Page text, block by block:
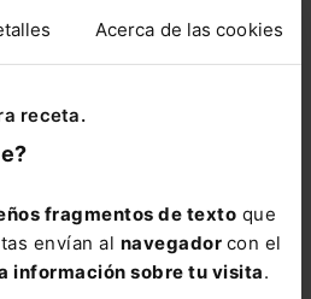
Acerca de las cookies
receta.
fragmentos de texto que
envían al navegador con el
información sobre tu visita.
RAMIREZ-MONSONIS
SECTOR LIBROS